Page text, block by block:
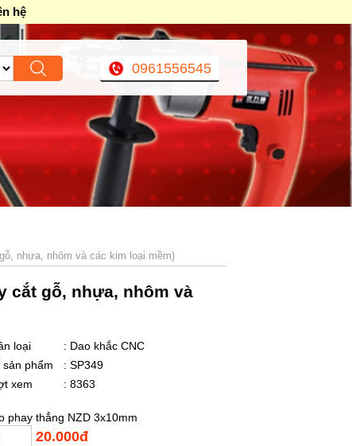
hệ
0961556545
nhựa, nhôm và các kim loại mềm)
cắt gỗ, nhựa, nhôm và
loại
: Dao khắc CNC
sản phẩm
: SP349
xem
: 8363
phay thẳng NZD 3x10mm
20.000đ